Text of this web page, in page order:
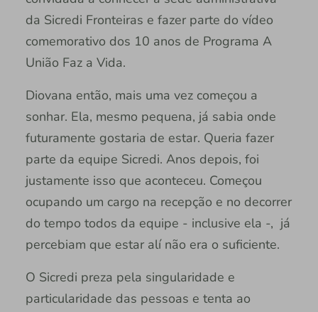
da Sicredi Fronteiras e fazer parte do vídeo
comemorativo dos 10 anos de Programa A
União Faz a Vida.
Diovana então, mais uma vez começou a
sonhar. Ela, mesmo pequena, já sabia onde
futuramente gostaria de estar. Queria fazer
parte da equipe Sicredi. Anos depois, foi
justamente isso que aconteceu. Começou
ocupando um cargo na recepção e no decorrer
do tempo todos da equipe - inclusive ela -, já
percebiam que estar alí não era o suficiente.
O Sicredi preza pela singularidade e
particularidade das pessoas e tenta ao